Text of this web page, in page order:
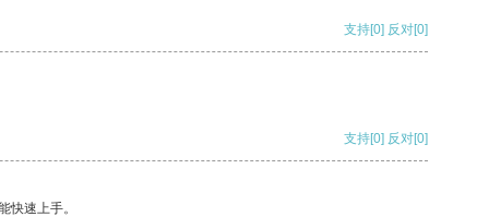
支持[0] 反对[0]
支持[0] 反对[0]
快速上手。